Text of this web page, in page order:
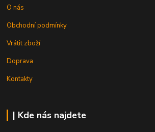
O nás
Obchodní podmínky
Vrátit zboží
Doprava
Kontakty
| Kde nás najdete